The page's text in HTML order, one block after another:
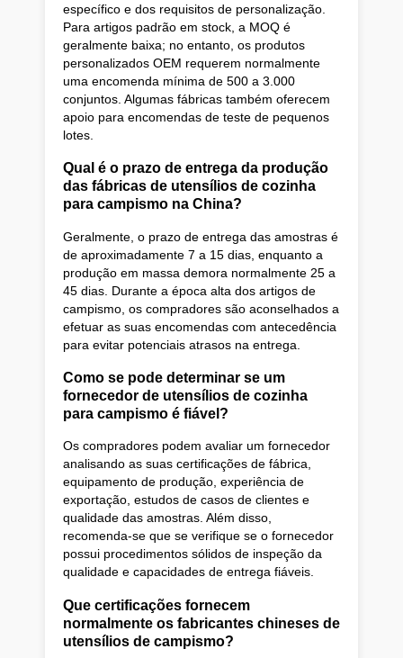
específico e dos requisitos de personalização.
Para artigos padrão em stock, a MOQ é
geralmente baixa; no entanto, os produtos
personalizados OEM requerem normalmente
uma encomenda mínima de 500 a 3.000
conjuntos. Algumas fábricas também oferecem
apoio para encomendas de teste de pequenos
lotes.
Qual é o prazo de entrega da produção
das fábricas de utensílios de cozinha
para campismo na China?
Geralmente, o prazo de entrega das amostras é
de aproximadamente 7 a 15 dias, enquanto a
produção em massa demora normalmente 25 a
45 dias. Durante a época alta dos artigos de
campismo, os compradores são aconselhados a
efetuar as suas encomendas com antecedência
para evitar potenciais atrasos na entrega.
Como se pode determinar se um
fornecedor de utensílios de cozinha
para campismo é fiável?
Os compradores podem avaliar um fornecedor
analisando as suas certificações de fábrica,
equipamento de produção, experiência de
exportação, estudos de casos de clientes e
qualidade das amostras. Além disso,
recomenda-se que se verifique se o fornecedor
possui procedimentos sólidos de inspeção da
qualidade e capacidades de entrega fiáveis.
Que certificações fornecem
normalmente os fabricantes chineses de
utensílios de campismo?